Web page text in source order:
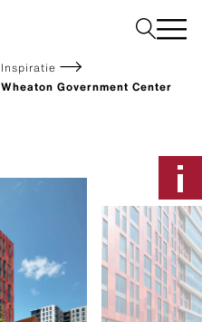
Inspiratie
Wheaton Government Center